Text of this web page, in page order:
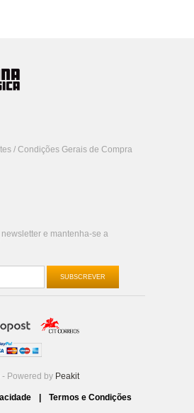
/ Condições Gerais de Compra
e mantenha-se a
SUBSCREVER
Powered by Peakit
Termos e Condições